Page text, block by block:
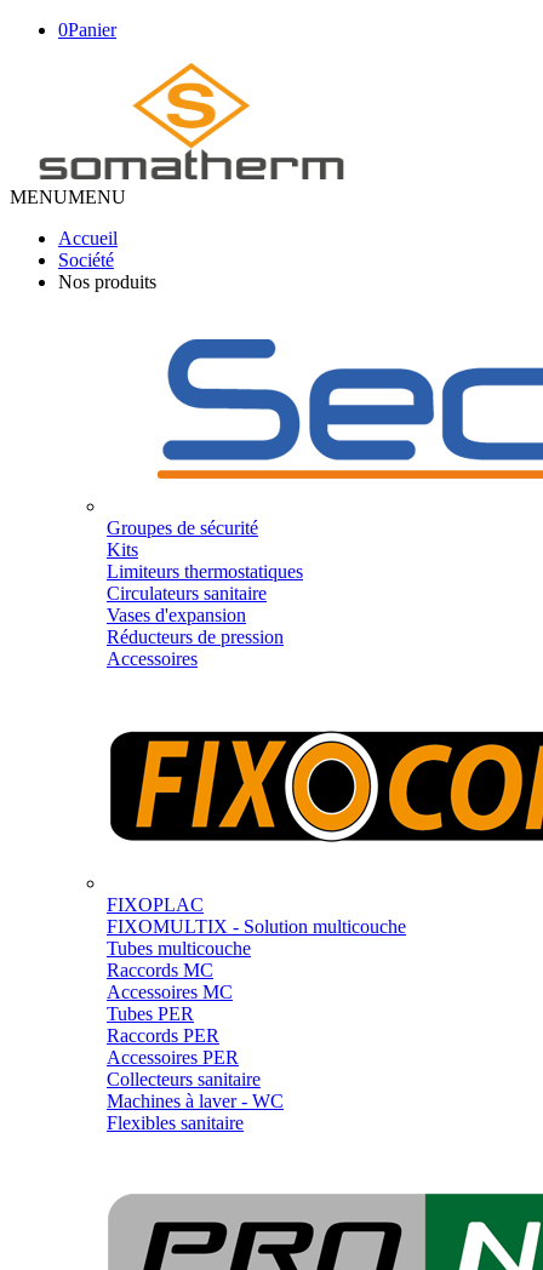
0Panier
MENUMENU
Accueil
Société
Nos produits
Groupes de sécurité
Kits
Limiteurs thermostatiques
Circulateurs sanitaire
Vases d'expansion
Réducteurs de pression
Accessoires
FIXOPLAC
FIXOMULTIX - Solution multicouche
Tubes multicouche
Raccords MC
Accessoires MC
Tubes PER
Raccords PER
Accessoires PER
Collecteurs sanitaire
Machines à laver - WC
Flexibles sanitaire